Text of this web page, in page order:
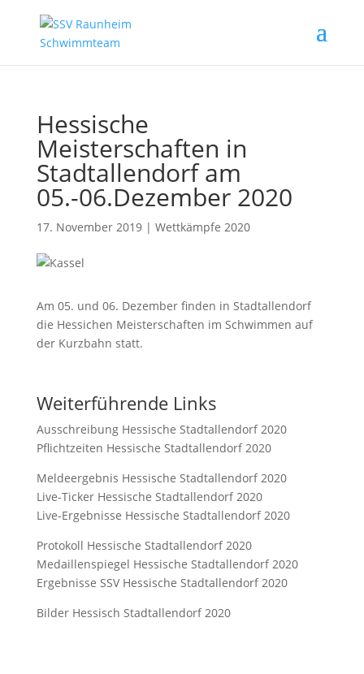
Hessische
Meisterschaften in
Stadtallendorf am
05.-06.Dezember 2020
17. November 2019| Wettkämpfe 2020
Am 05. und 06. Dezember finden in Stadtallendorf
die Hessichen Meisterschaften im Schwimmen auf
der Kurzbahn statt.
Weiterführende Links
Ausschreibung Hessische Stadtallendorf 2020
Pflichtzeiten Hessische Stadtallendorf 2020
Meldeergebnis Hessische Stadtallendorf 2020
Live-Ticker Hessische Stadtallendorf 2020
Live-Ergebnisse Hessische Stadtallendorf 2020
Protokoll Hessische Stadtallendorf 2020
Medaillenspiegel Hessische Stadtallendorf 2020
Ergebnisse SSV Hessische Stadtallendorf 2020
Bilder Hessisch Stadtallendorf 2020